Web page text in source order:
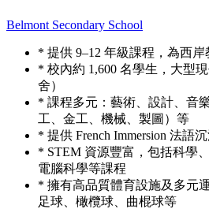
Belmont Secondary School
* 提供 9–12 年級課程，為西
* 校內約 1,600 名學生，大型
舍）
* 課程多元：藝術、設計、音
工、金工、機械、製圖）等
* 提供 French Immersion 法語
* STEM 資源豐富，包括科學
電腦科學等課程
* 擁有高品質體育設施及多元
足球、橄欖球、曲棍球等